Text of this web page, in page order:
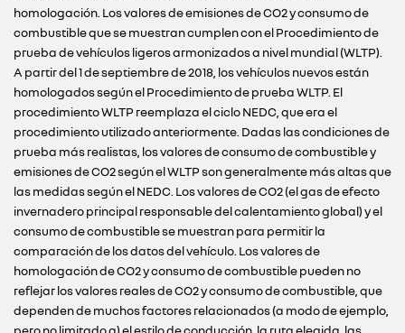
homologación. Los valores de emisiones de CO2 y consumo de
combustible que se muestran cumplen con el Procedimiento de
prueba de vehículos ligeros armonizados a nivel mundial (WLTP).
A partir del 1 de septiembre de 2018, los vehículos nuevos están
homologados según el Procedimiento de prueba WLTP. El
procedimiento WLTP reemplaza el ciclo NEDC, que era el
procedimiento utilizado anteriormente. Dadas las condiciones de
prueba más realistas, los valores de consumo de combustible y
emisiones de CO2 según el WLTP son generalmente más altas que
las medidas según el NEDC. Los valores de CO2 (el gas de efecto
invernadero principal responsable del calentamiento global) y el
consumo de combustible se muestran para permitir la
comparación de los datos del vehículo. Los valores de
homologación de CO2 y consumo de combustible pueden no
reflejar los valores reales de CO2 y consumo de combustible, que
dependen de muchos factores relacionados (a modo de ejemplo,